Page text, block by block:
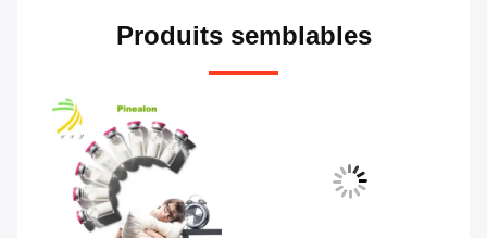
Produits semblables